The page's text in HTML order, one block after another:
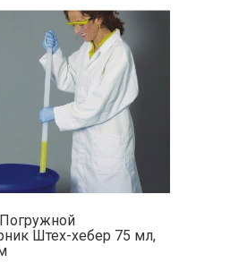
Штех-хебер 75 мл,